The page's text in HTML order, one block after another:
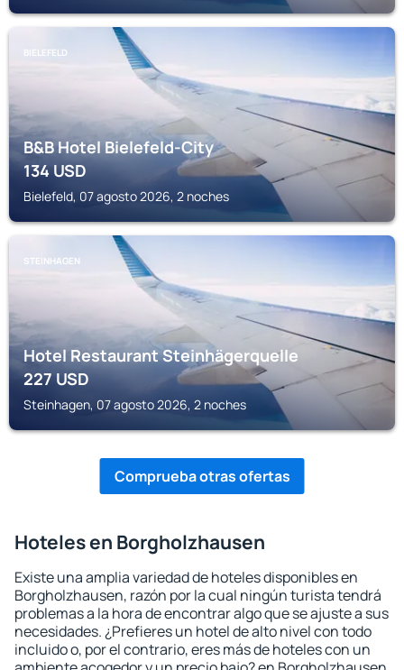
BIELEFELD
B&B Hotel Bielefeld-City
134USD
Bielefeld, 07 agosto 2026, 2 noches
STEINHAGEN
Hotel Restaurant Steinhägerquelle
227USD
Steinhagen, 07 agosto 2026, 2 noches
Comprueba otras ofertas
Hoteles en Borgholzhausen
Existe una amplia variedad de hoteles disponibles en
Borgholzhausen, razón por la cual ningún turista tendrá
problemas a la hora de encontrar algo que se ajuste a sus
necesidades. ¿Prefieres un hotel de alto nivel con todo
incluido o, por el contrario, eres más de hoteles con un